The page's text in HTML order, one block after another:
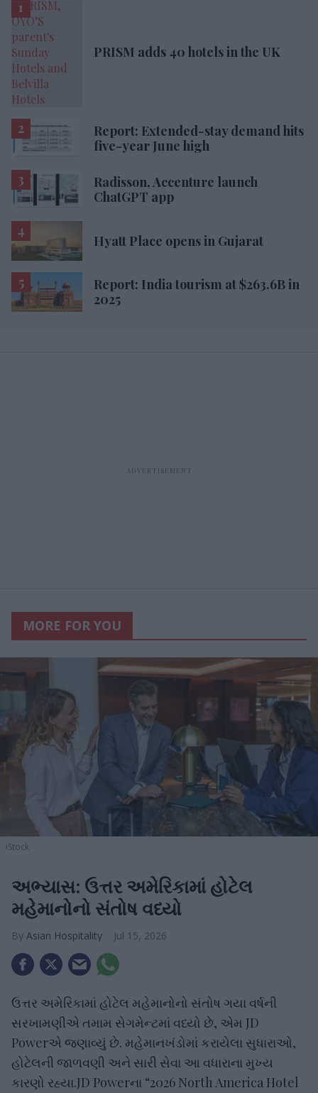
PRISM adds 40 hotels in the UK
Report: Extended-stay demand hits
five-year June high
Radisson, Accenture launch
ChatGPT app
Hyatt Place opens in Gujarat
Report: India tourism at $263.6B in
2025
MORE FOR YOU
iStock
અભ્યાસ: ઉત્તર અમેરિકામાં હોટેલ
મહેમાનોનો સંતોષ વધ્યો
Asian Hospitality Jul 15, 2026
ઉત્તર અમેરિકામાં હોટેલ મહેમાનોનો સંતોષ ગયા વર્ષની
સરખામણીએ તમામ સેગમેન્ટમાં વધ્યો છે, એમ JD
Powerએ જણાવ્યું છે. મહેમાનખંડોમાં કરાયેલા સુધારાઓ,
હોટેલની જાળવણી અને સારી સેવા આ વધારાના મુખ્ય
કારણો રહ્યા.JD Powerના “2026 North America Hotel